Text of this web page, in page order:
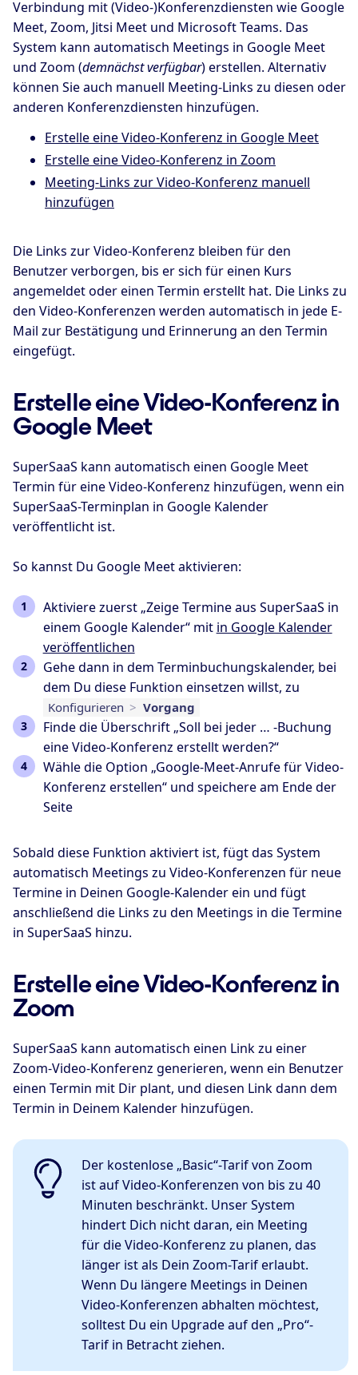
Verbindung mit (Video-)Konferenzdiensten wie Google
Meet, Zoom, Jitsi Meet und Microsoft Teams. Das
System kann automatisch Meetings in Google Meet
und Zoom (demnächst verfügbar) erstellen. Alternativ
können Sie auch manuell Meeting-Links zu diesen oder
anderen Konferenzdiensten hinzufügen.
Erstelle eine Video-Konferenz in Google Meet
Erstelle eine Video-Konferenz in Zoom
Meeting-Links zur Video-Konferenz manuell
hinzufügen
Die Links zur Video-Konferenz bleiben für den
Benutzer verborgen, bis er sich für einen Kurs
angemeldet oder einen Termin erstellt hat. Die Links zu
den Video-Konferenzen werden automatisch in jede E-
Mail zur Bestätigung und Erinnerung an den Termin
eingefügt.
Erstelle eine Video-Konferenz in
Google Meet
SuperSaaS kann automatisch einen Google Meet
Termin für eine Video-Konferenz hinzufügen, wenn ein
SuperSaaS-Terminplan in Google Kalender
veröffentlicht ist.
So kannst Du Google Meet aktivieren:
Aktiviere zuerst „Zeige Termine aus SuperSaaS in
einem Google Kalender“ mit in Google Kalender
veröffentlichen
Gehe dann in dem Terminbuchungskalender, bei
dem Du diese Funktion einsetzen willst, zu
Konfigurieren > Vorgang
Finde die Überschrift „Soll bei jeder … -Buchung
eine Video-Konferenz erstellt werden?“
Wähle die Option „Google-Meet-Anrufe für Video-
Konferenz erstellen“ und speichere am Ende der
Seite
Sobald diese Funktion aktiviert ist, fügt das System
automatisch Meetings zu Video-Konferenzen für neue
Termine in Deinen Google-Kalender ein und fügt
anschließend die Links zu den Meetings in die Termine
in SuperSaaS hinzu.
Erstelle eine Video-Konferenz in
Zoom
SuperSaaS kann automatisch einen Link zu einer
Zoom-Video-Konferenz generieren, wenn ein Benutzer
einen Termin mit Dir plant, und diesen Link dann dem
Termin in Deinem Kalender hinzufügen.
Der kostenlose „Basic“-Tarif von Zoom
ist auf Video-Konferenzen von bis zu 40
Minuten beschränkt. Unser System
hindert Dich nicht daran, ein Meeting
für die Video-Konferenz zu planen, das
länger ist als Dein Zoom-Tarif erlaubt.
Wenn Du längere Meetings in Deinen
Video-Konferenzen abhalten möchtest,
solltest Du ein Upgrade auf den „Pro“-
Tarif in Betracht ziehen.